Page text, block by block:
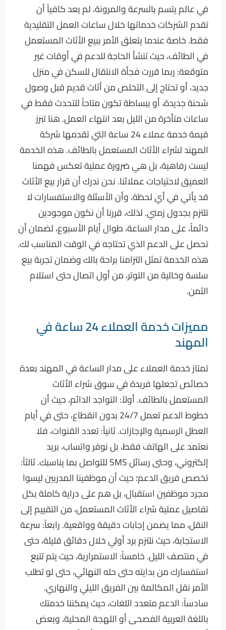
في عالم يتسم بالسرعة والمرونة، لم يعد كافياً أن
تقدم الشركات خدماتها خلال ساعات العمل التقليدية
فقط. خاصة عندما يتعلق الأمر ببيع الأثاث المستعمل
في الطائف، حيث تنشأ الحاجة للدعم في أوقات غير
متوقعة: ربما قررت فجأة الانتقال للسكن في منزل
جديد، أو تحتاج إلى التخلص من أثاث قديم قبل وصول
شحنة جديدة، أو ببساطة تكون متاحاً للتحدث فقط في
ساعات متأخرة من الليل بعد انتهاء العمل. هنا تبرز
قيمة خدمة عملاء 24 ساعة التي تقدمها شركة
المهند لشراء الأثاث المستعمل بالطائف. هذه الخدمة
ليست رفاهية، بل هي ضرورة عملية تعكس فهمنا
العميق لاحتياجات عملائنا. نحن ندرك أن قرار بيع الأثاث
قد يأتي في أي لحظة، وأن الأسئلة والاستفسارات لا
تلتزم بجدول زمني. لذلك، قررنا أن نكون موجودين
دائماً، على مدار الساعة، طوال أيام الأسبوع، لضمان أن
تحصل على الدعم الذي تحتاجه في الوقت المناسب لك.
هذه الخدمة تمثل التزامنا براحة بالك وضمان تجربة بيع
سلسة وخالية من التوتر، من أول اتصال حتى استلام
الثمن.
مميزات خدمة العملاء 24 ساعة في
المهند
تمتاز خدمة العملاء على مدار الساعة في المهند بعدة
خصائص تجعلها فريدة في سوق شراء الأثاث
المستعمل بالطائف. أولاً: التواجد الدائم، حيث أن
خطوط الدعم تعمل 24/7 بدون انقطاع، حتى في أيام
العطل الرسمية والإجازات. ثانياً: تعدد القنوات، فلا
نعتمد على الهاتف فقط، بل نوفر واتساب، بريد
إلكتروني، وحتى رسائل SMS للتواصل بما يناسبك. ثالثاً:
تخصص فريق الدعم؛ حيث أن موظفينا المدربين ليسوا
مجرد موظفين استقبال، بل هم على دراية كاملة بكل
تفاصيل عملية شراء الأثاث المستعمل، من التقييم إلى
النقل، مما يضمن إجابات دقيقة وواقعية. رابعاً: سرعة
الاستجابة، حيث نلتزم برد أولي خلال دقائق قليلة، حتى
في منتصف الليل. خامساً: الاستمرارية، حيث يتم تتبع
استفسارك من بدايته حتى حله النهائي، حتى لو تطلب
الأمر نقل المكالمة بين الفريق الليلي والنهاري.
سادساً: الدعم متعدد اللغات، حيث يمكننا خدمتك
باللغة العربية الفصحى أو اللهجة المحلية، وبعض